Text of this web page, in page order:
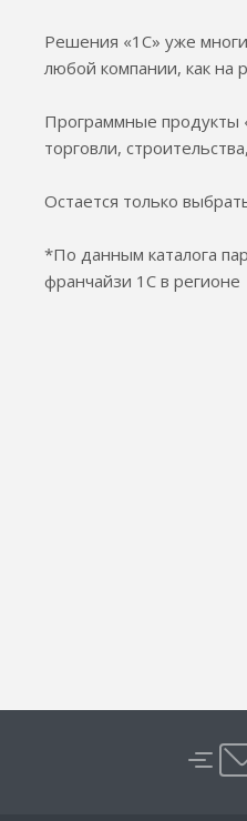
Решения «1С» уже
любой компании, как на
Программные продукты
торговли,
Остается только
*По данным каталога
франчайзи 1С в регионе